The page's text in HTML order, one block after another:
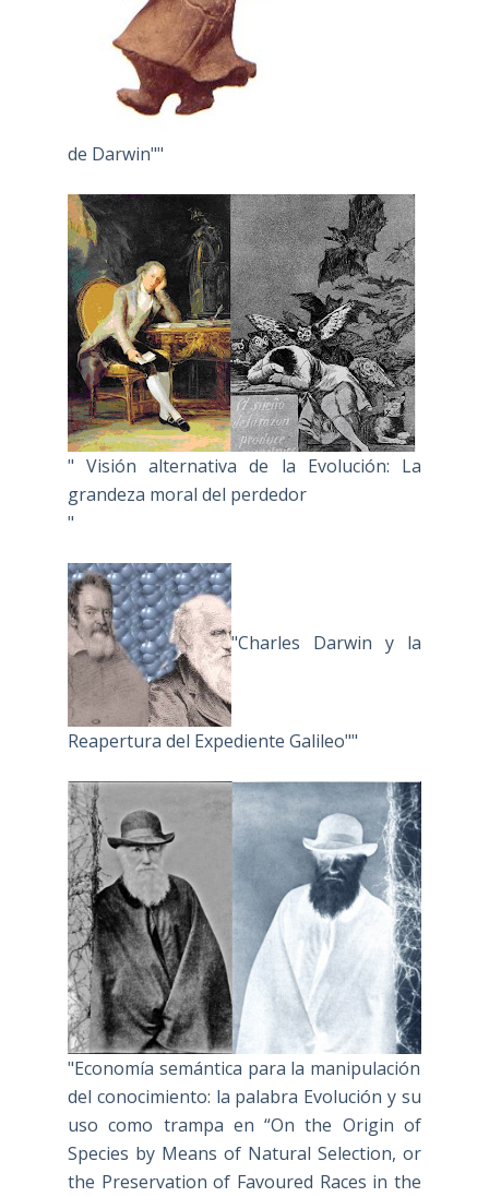
de Darwin""
" Visión alternativa de la Evolución: La
grandeza moral del perdedor
"
"Charles Darwin y la
Reapertura del Expediente Galileo""
"Economía semántica para la manipulación
del conocimiento: la palabra Evolución y su
uso como trampa en “On the Origin of
Species by Means of Natural Selection, or
the Preservation of Favoured Races in the